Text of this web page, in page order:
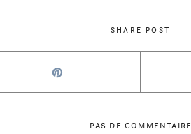
SHARE POST
PAS DE COMMENTAIRE